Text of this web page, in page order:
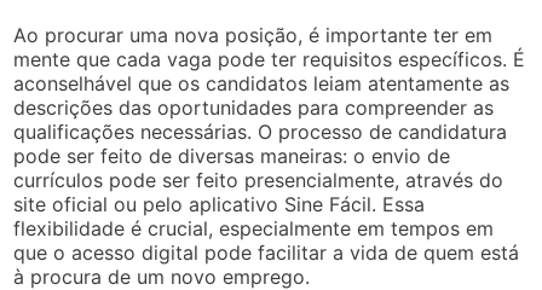
Ao procurar uma nova posição, é importante ter em
mente que cada vaga pode ter requisitos específicos. É
aconselhável que os candidatos leiam atentamente as
descrições das oportunidades para compreender as
qualificações necessárias. O processo de candidatura
pode ser feito de diversas maneiras: o envio de
currículos pode ser feito presencialmente, através do
site oficial ou pelo aplicativo Sine Fácil. Essa
flexibilidade é crucial, especialmente em tempos em
que o acesso digital pode facilitar a vida de quem está
à procura de um novo emprego.